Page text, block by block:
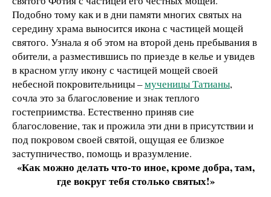
Подобно тому как и в дни памяти многих святых на
середину храма выносится икона с частицей мощей
святого. Узнала я об этом на второй день пребывания в
обители, а разместившись по приезде в келье и увидев
в красном углу икону с частицей мощей своей
небесной покровительницы –мученицы Татианы,
сочла это за благословение и знак теплого
гостеприимства. Естественно приняв сие
благословение, так и прожила эти дни в присутствии и
под покровом своей святой, ощущая ее близкое
заступничество, помощь и вразумление.
«Как можно делать что-то иное, кроме добра, там,
где вокруг тебя столько святых!»